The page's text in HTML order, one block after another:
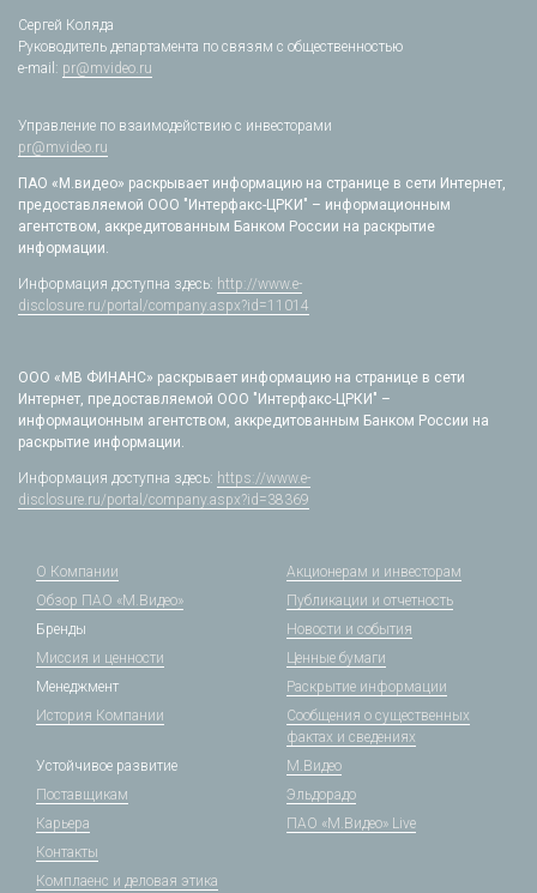
Сергей Коляда
Руководитель департамента по связям с общественностью
e-mail: pr@mvideo.ru
Управление по взаимодействию с инвесторами
pr@mvideo.ru
ПАО «М.видео» раскрывает информацию на странице в сети Интернет,
предоставляемой ООО "Интерфакс-ЦРКИ" – информационным
агентством, аккредитованным Банком России на раскрытие
информации.
Информация доступна здесь: http://www.e-
disclosure.ru/portal/company.aspx?id=11014
ООО «МВ ФИНАНС» раскрывает информацию на странице в сети
Интернет, предоставляемой ООО "Интерфакс-ЦРКИ" –
информационным агентством, аккредитованным Банком России на
раскрытие информации.
Информация доступна здесь: https://www.e-
disclosure.ru/portal/company.aspx?id=38369
О Компании
Обзор ПАО «М.Видео»
Бренды
Миссия и ценности
Менеджмент
История Компании
Акционерам и инвесторам
Публикации и отчетность
Новости и события
Ценные бумаги
Раскрытие информации
Сообщения о существенных
фактах и сведениях
Устойчивое развитие
Поставщикам
Карьера
Контакты
Комплаенс и деловая этика
М.Видео
Эльдорадо
ПАО «М.Видео» Live